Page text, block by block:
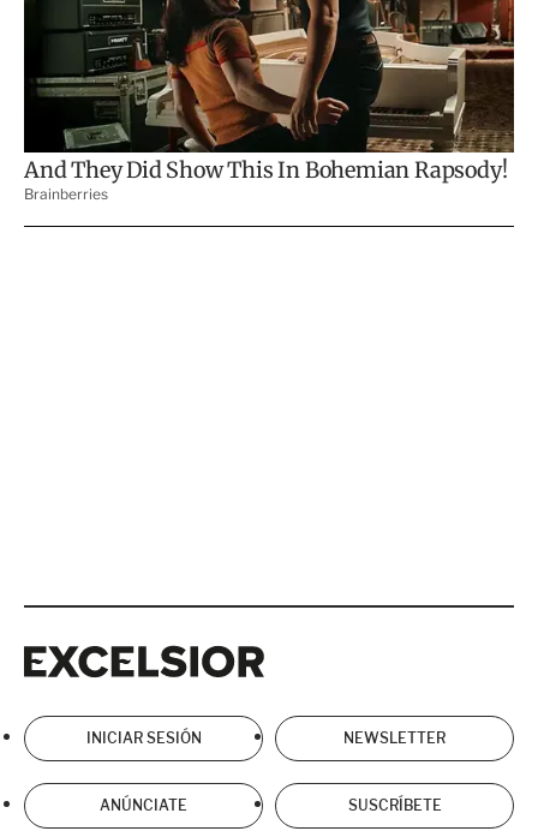
INICIAR SESIÓN NEWSLETTER
ANÚNCIATE SUSCRÍBETE